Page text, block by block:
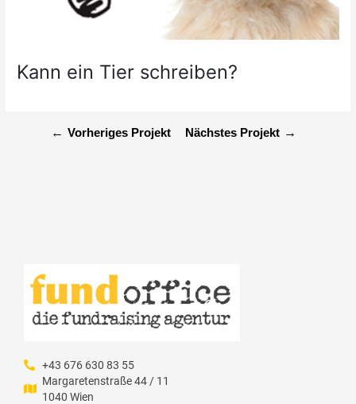
Kann ein Tier schreiben?
← →
+43 676 630 83 55
Margaretenstraße 44 / 11
1040 Wien